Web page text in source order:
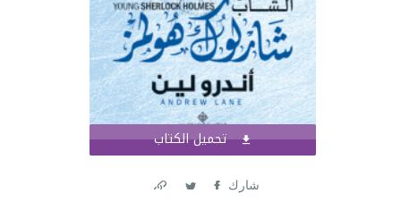
تحميل الكتاب
شارك